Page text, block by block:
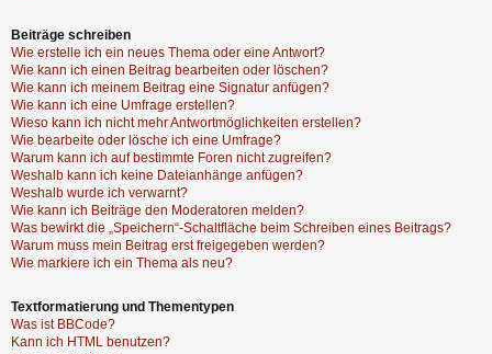
Beiträge schreiben
Wie erstelle ich ein neues Thema oder eine Antwort?
Wie kann ich einen Beitrag bearbeiten oder löschen?
Wie kann ich meinem Beitrag eine Signatur anfügen?
Wie kann ich eine Umfrage erstellen?
Wieso kann ich nicht mehr Antwortmöglichkeiten erstellen?
Wie bearbeite oder lösche ich eine Umfrage?
Warum kann ich auf bestimmte Foren nicht zugreifen?
Weshalb kann ich keine Dateianhänge anfügen?
Weshalb wurde ich verwarnt?
Wie kann ich Beiträge den Moderatoren melden?
Was bewirkt die „Speichern“-Schaltfläche beim Schreiben eines Beitrags?
Warum muss mein Beitrag erst freigegeben werden?
Wie markiere ich ein Thema als neu?
Textformatierung und Thementypen
Was ist BBCode?
Kann ich HTML benutzen?